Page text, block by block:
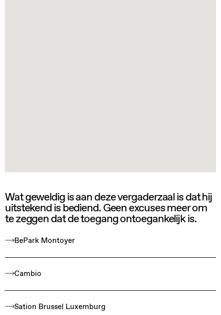
Wat geweldig is aan deze vergaderzaal is dat hij
uitstekend is bediend. Geen excuses meer om
te zeggen dat de toegang ontoegankelijk is.
BePark Montoyer
Cambio
Sation Brussel Luxemburg